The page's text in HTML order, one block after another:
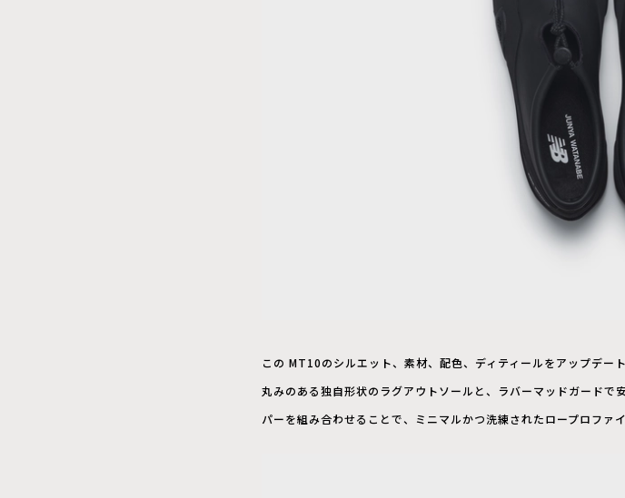
この MT10のシルエット、素材、配色、ディティールをアップデ
丸みのある独自形状のラグアウトソールと、ラバーマッドガードで
パーを組み合わせることで、ミニマルかつ洗練されたロープロファ